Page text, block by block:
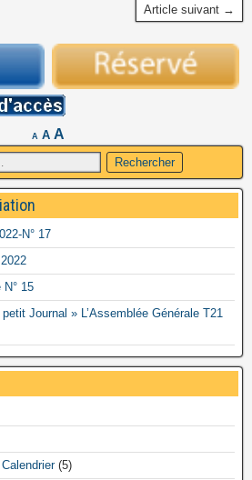
Article suivant →
A A A
N° 17
N° 15
Journal » L’Assemblée Générale T21
(5)